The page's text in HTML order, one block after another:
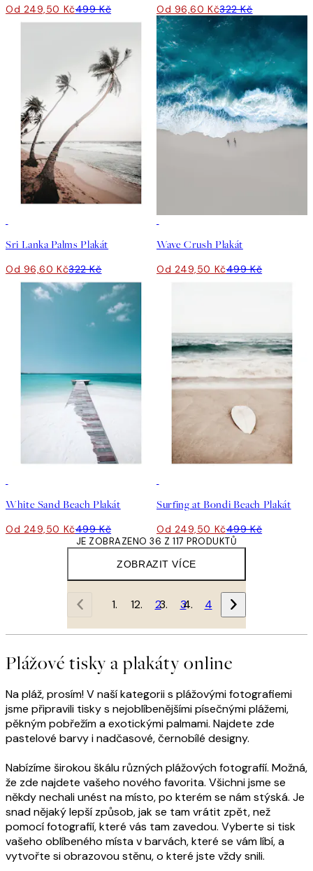
Od 249,50 Kč499 Kč Od 96,60 Kč322 Kč
Sri Lanka Palms Plakát
Od 96,60 Kč322 Kč
Wave Crush Plakát
Od 249,50 Kč499 Kč
White Sand Beach Plakát
Od 249,50 Kč499 Kč
Surfing at Bondi Beach Plakát
Od 249,50 Kč499 Kč
ZOBRAZIT VÍCE
JE ZOBRAZENO 36 Z 117 PRODUKTŮ
1 2 3 4
Plážové tisky a plakáty online
Na pláž, prosím! V naší kategorii s plážovými fotografiemi
jsme připravili tisky s nejoblíbenějšími písečnými plážemi,
pěkným pobřežím a exotickými palmami. Najdete zde
pastelové barvy i nadčasové, černobílé designy.
Nabízíme širokou škálu různých plážových fotografií. Možná,
že zde najdete vašeho nového favorita. Všichni jsme se
někdy nechali unést na místo, po kterém se nám stýská. Je
snad nějaký lepší způsob, jak se tam vrátit zpět, než
pomocí fotografií, které vás tam zavedou. Vyberte si tisk
vašeho oblíbeného místa v barvách, které se vám líbí, a
vytvořte si obrazovou stěnu, o které jste vždy snili.